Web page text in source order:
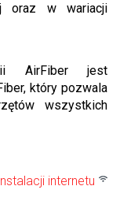
oraz w wariacji
AirFiber jest
który pozwala
wszystkich
internetu